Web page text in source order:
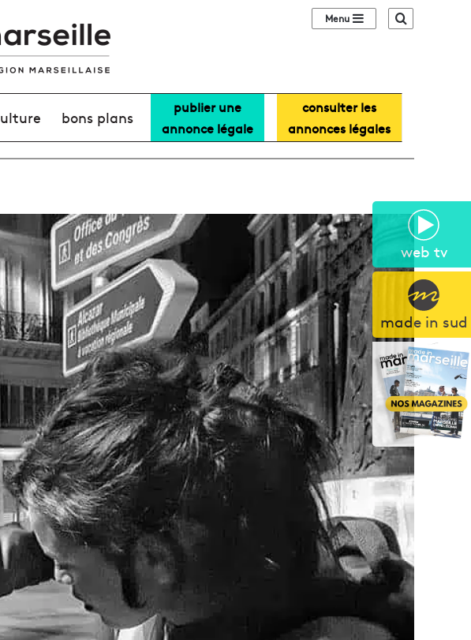
web tv
made in sud
Sidebar (barre
bons plans
publier une
annonce légale
consulter les
annonces légales